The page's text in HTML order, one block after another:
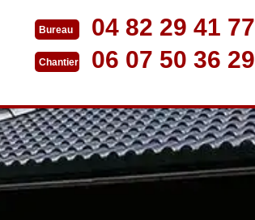
Bureau 04 82 29 41 77
Chantier 06 07 50 36 29